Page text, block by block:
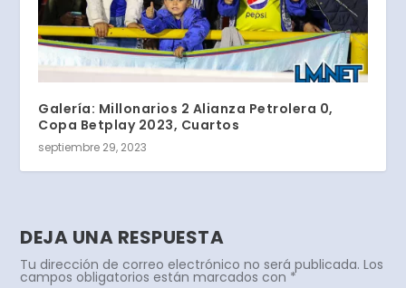
Galería: Millonarios 2 Alianza Petrolera 0,
Copa Betplay 2023, Cuartos
septiembre 29, 2023
DEJA UNA RESPUESTA
Tu dirección de correo electrónico no será publicada. Los
campos obligatorios están marcados con *